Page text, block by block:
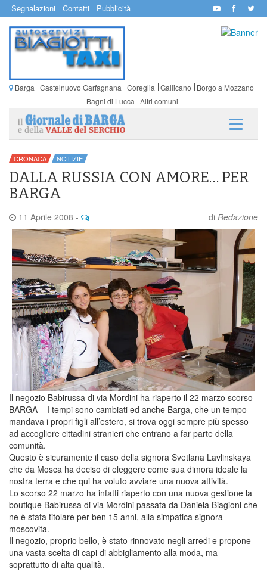
Segnalazioni Contatti Pubblicità
Barga Castelnuovo Garfagnana Coreglia Gallicano
Borgo a Mozzano
Bagni di Lucca Altri comuni
CRONACA NOTIZIE
DALLA RUSSIA CON AMORE… PER
BARGA
11 Aprile 2008 - di Redazione
Il negozio Babirussa di via Mordini ha riaperto il 22 marzo scorso
BARGA – I tempi sono cambiati ed anche Barga, che un tempo
mandava i propri figli all’estero, si trova oggi sempre più spesso
ad accogliere cittadini stranieri che entrano a far parte della
comunità.
Questo è sicuramente il caso della signora Svetlana Lavlinskaya
che da Mosca ha deciso di eleggere come sua dimora ideale la
nostra terra e che qui ha voluto avviare una nuova attività.
Lo scorso 22 marzo ha infatti riaperto con una nuova gestione la
boutique Babirussa di via Mordini passata da Daniela Biagioni che
ne è stata titolare per ben 15 anni, alla simpatica signora
moscovita.
Il negozio, proprio bello, è stato rinnovato negli arredi e propone
una vasta scelta di capi di abbigliamento alla moda, ma
soprattutto di alta qualità.